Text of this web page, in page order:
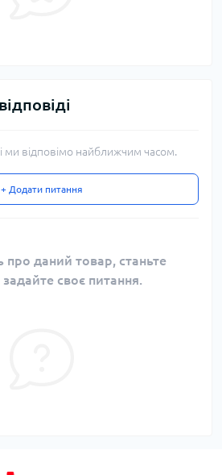
ми відповімо найближчим часом.
+ Додати питання
про даний товар, станьте
своє питання.